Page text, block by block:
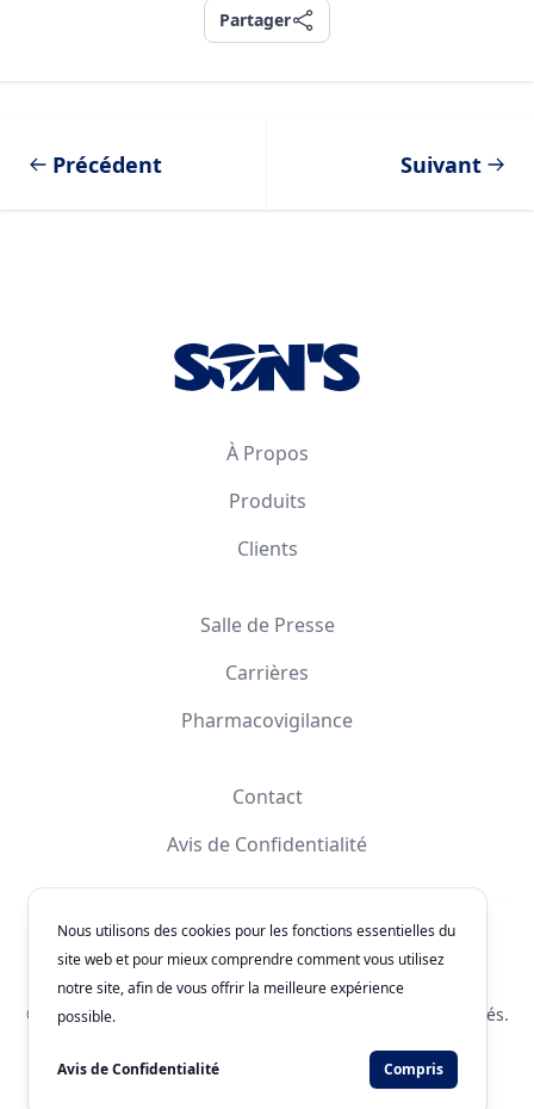
Partager
Partager
Précédent Suivant
À Propos
Produits
Clients
Salle de Presse
Carrières
Pharmacovigilance
Contact
Avis de Confidentialité
FacebookInstagramYouTubeX
© 2026Laboratorios Química Son's
. Tous les droits réservés.
Numéro d'Authorisation: 243300201B1902
Développé par WEBNET Solutions
Nous utilisons des cookies pour les fonctions essentielles du
site web et pour mieux comprendre comment vous utilisez
notre site, afin de vous offrir la meilleure expérience
possible.
Avis de Confidentialité Compris